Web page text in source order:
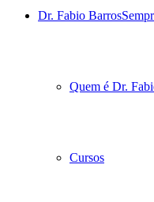
Dr. Fabio Barros
Quem é Dr.
Cursos